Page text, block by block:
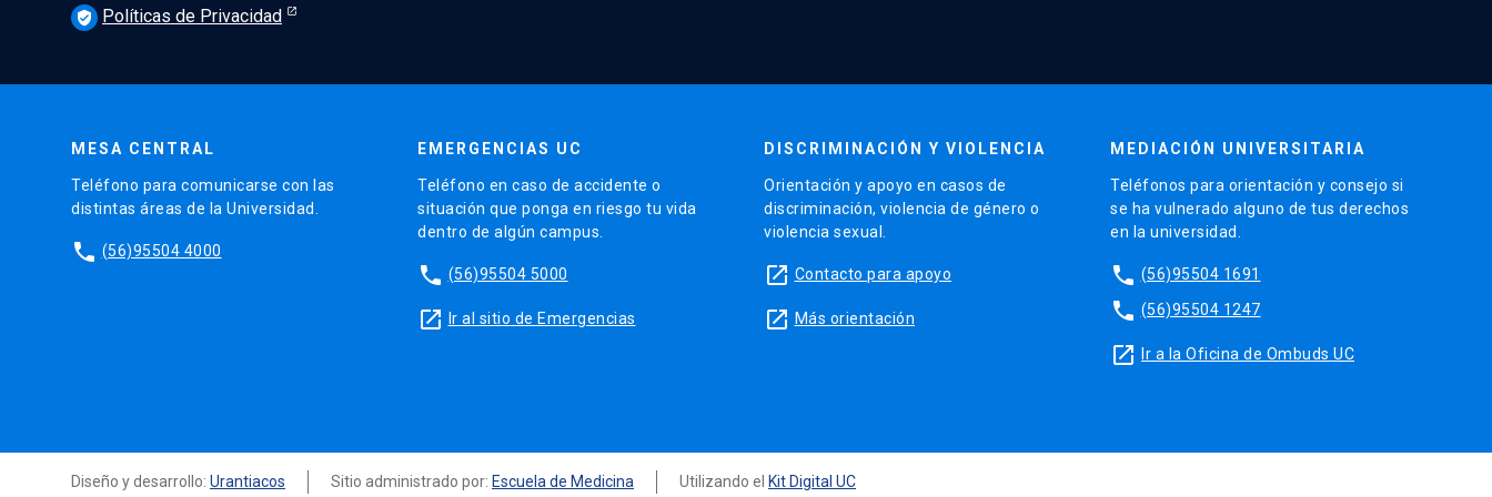
verified_user Políticas de Privacidad
MESA CENTRAL
Teléfono para comunicarse con las
distintas áreas de la Universidad.
phone (56)95504 4000
EMERGENCIAS UC
Teléfono en caso de accidente o
situación que ponga en riesgo tu vida
dentro de algún campus.
phone (56)95504 5000
launch Ir al sitio de Emergencias
DISCRIMINACIÓN Y VIOLENCIA
Orientación y apoyo en casos de
discriminación, violencia de género o
violencia sexual.
launch Contacto para apoyo
launch Más orientación
MEDIACIÓN UNIVERSITARIA
Teléfonos para orientación y consejo si
se ha vulnerado alguno de tus derechos
en la universidad.
phone (56)95504 1691
phone (56)95504 1247
launch Ir a la Oficina de Ombuds UC
Diseño y desarrollo: Urantiacos Sitio administrado por: Escuela de Medicina Utilizando el Kit Digital UC